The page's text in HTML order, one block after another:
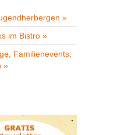
»
im Bistro »
Familienevents,
»